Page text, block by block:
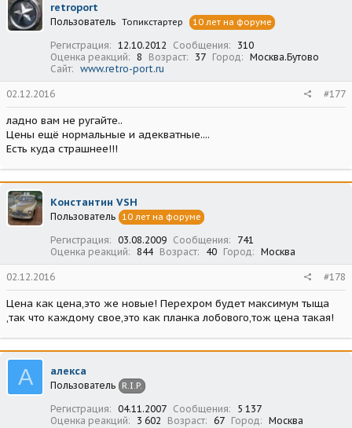
retroport
Пользователь Топикстартер 10 лет на форуме
Регистрация 12.10.2012 Сообщения
310
Оценка реакций
8 Возраст 37 Город
Москва.Бутово
Сайт
www.retro-port.ru
02.12.2016 #177
ладно вам не ругайте..
Цены ещё нормальные и адекватные....
Есть куда страшнее!!!
Константин VSH
Пользователь 10 лет на форуме
Регистрация 03.08.2009 Сообщения
741
Оценка реакций
844 Возраст 40 Город Москва
02.12.2016 #178
Цена как цена,это же новые! Перехром будет максимум тыща
,так что каждому свое,это как планка лобового,тож цена такая!
А алекса
Пользователь R.I.P.
Регистрация 04.11.2007 Сообщения
5 137
Оценка реакций
3 602 Возраст 67 Город Москва